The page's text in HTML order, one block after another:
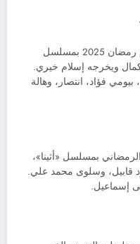
ينضم الفنان أحمد غزي إلى قائمة نجوم رمضان 2025 بمسلسل
ويخرجه إسلام خيري.
فؤاد، انتصار، وهالة
بمسلسل «أثينا»،
قابيل، وسلوى محمد علي.
إسماعيل.